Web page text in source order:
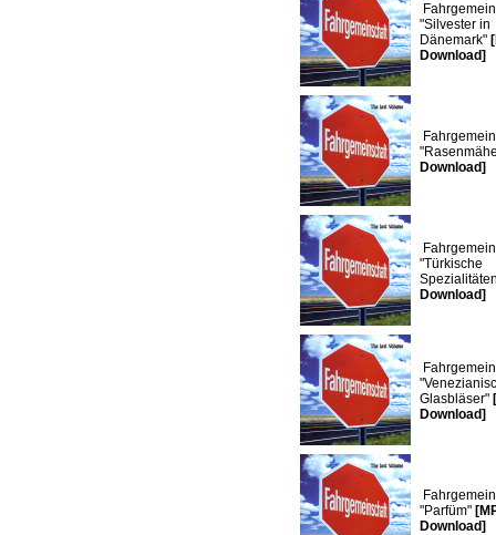
"Silvester in
Dänemark"
Download]
Download]
"Türkische
Download]
Glasbläser"
Download]
"Parfüm"
Download]